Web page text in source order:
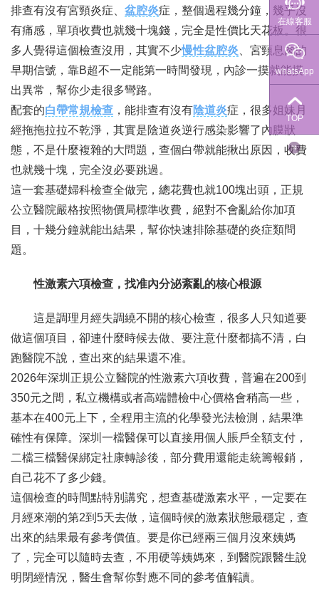
排查有沒有宮頸炎症、 盆腔炎症，整個過程幾分鐘，幾乎沒
有痛感，單項收費也就幾十塊錢，完全是性價比天花板。很
多人覺得這個檢查沒用，其實不少慢性盆腔炎 、宮頸息肉的
早期信號，靠B超不一定能第一時間發現，內診一摸就能摸
出異常，幫你少走很多彎路。
配套的白帶常規檢查 ，能排查有沒有陰道炎症，很多姐妹月
經拖拖拉拉不乾淨，其實是陰道炎逆行感染影響了內膜狀
態，不是什麼複雜的大問題，查個白帶就能揪出原因，收費
也就幾十塊，完全沒必要跳過。
這一套基礎婦科檢查全做完，總花費也就100塊出頭，正規
公立醫院嚴格按照物價局標準收費，絕對不會亂給你加項
目，十幾分鐘就能出結果，幫你快速排除基礎的炎症類問
題。
性激素六項檢查，找准內分泌紊亂的核心根源
這是調理月經失調繞不開的核心檢查，很多人只知道要
做這個項目，卻連什麼時候去做、要注意什麼都搞不清，白
跑醫院不說，查出來的結果還不准。
2026年深圳正規公立醫院的性激素六項收費，普遍在200到
350元之間，私立機構或者高端體檢中心價格會稍高一些，
基本在400元上下，全程用主流的化學發光法檢測，結果準
確性有保障。深圳一檔醫保可以直接用個人賬戶全額支付，
二檔三檔醫保綁定社康轉診後，部分費用還能走統籌報銷，
自己花不了多少錢。
這個檢查的時間點特別講究，想查基礎激素水平，一定要在
月經來潮的第2到5天去做，這個時候的激素狀態最穩定，查
出來的結果最有參考價值。要是你已經兩三個月沒來姨媽
了，完全可以隨時去查，不用硬等姨媽來，到醫院跟醫生說
明閉經情況，醫生會幫你對應不同的參考值解讀。
在線客服
whatsApp
TOP